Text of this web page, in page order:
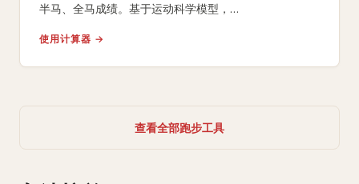
半马、全马成绩。基于运动科学模型，
使用计算器 →
查看全部跑步工具